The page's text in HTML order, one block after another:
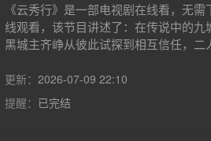
《云秀行》是一部电视剧在线看，无
线观看，该节目讲述了：在传说中的
黑城主齐峥从彼此试探到相互信任，
机，携手为民打造繁荣九城。
更新： 2026-07-09 22:10
提醒： 已完结